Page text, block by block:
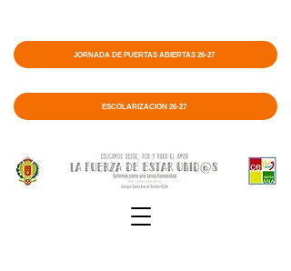
ESCOLARIZACIÓN 26-27
JORNADA DE PUERTAS ABIERTAS 26-27